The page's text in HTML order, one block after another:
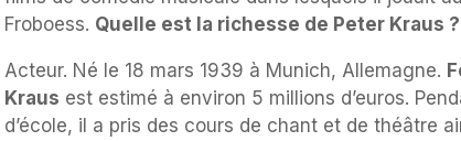
Froboess. Quelle est la richesse de Peter Kraus ?
Acteur. Né le 18 mars 1939 à Munich, Allemagne.
Kraus est estimé à environ 5 millions d’euros.
d’école, il a pris des cours de chant et de théâtre